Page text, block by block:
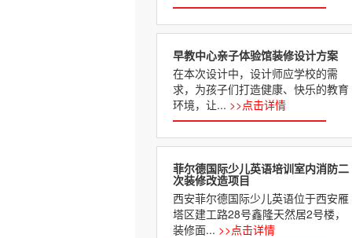
早教中心亲子体验馆装修设计方案
在本次设计中，设计师应学校的需
求，为孩子们打造健康、快乐的教育
环境，让... >>点击详情
菲尔德国际少儿英语培训室内消防二
次装修改造项目
西安菲尔德国际少儿英语位于西安雁
塔区建工路28号鑫隆天然居2号楼，
装修面... >>点击详情